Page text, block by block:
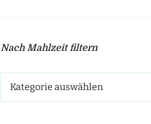
Nach Mahlzeit filtern